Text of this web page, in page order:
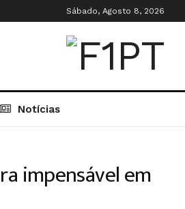
Sábado, Agosto 8, 2026
Notícias
impensável em